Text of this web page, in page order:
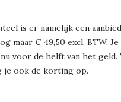
is er namelijk een
maar € 49,50 excl. BTW.
voor de helft van het
je ook de korting op.